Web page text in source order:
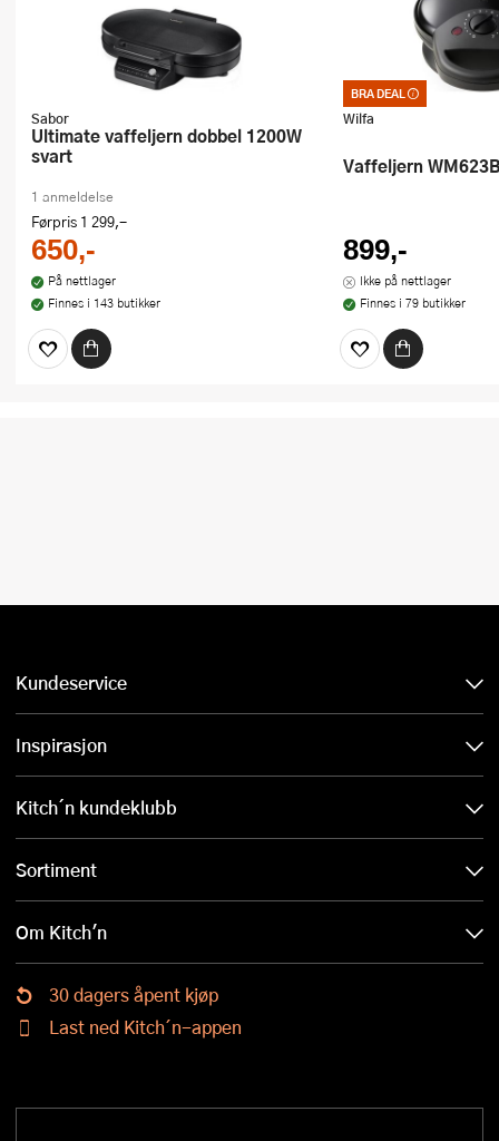
Sabor
Ultimate vaffeljern dobbel 1200W
svart
1 anmeldelse
Førpris 1 299,-
650,-
På nettlager
Finnes i 143 butikker
BRA DEAL
Bra deal –
et godt kjøp. Kan ikke
kuponger eller andre
Wilfa
Vaffeljern
899,-
Ikke på nettlager
Finnes i 79 butikker
Kundeservice
Inspirasjon
Kitch´n kundeklubb
Sortiment
Om Kitch'n
30 dagers åpent kjøp
Last ned Kitch´n-appen